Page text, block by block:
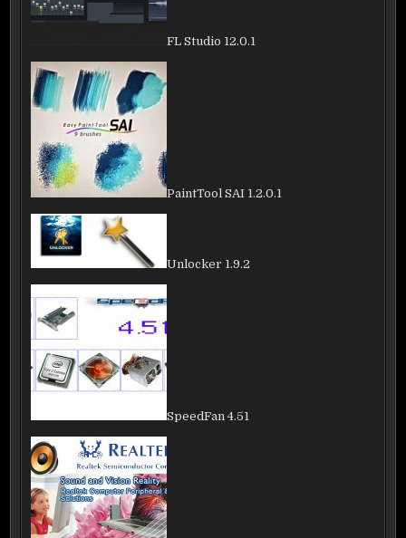
FL Studio 12.0.1
PaintTool SAI 1.2.0.1
Unlocker 1.9.2
SpeedFan 4.51